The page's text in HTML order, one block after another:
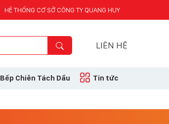
HỆ THỐNG CƠ SỞ CÔNG TY QUANG HUY
LIÊN HỆ
Bếp Chiên Tách Dầu Tin tức